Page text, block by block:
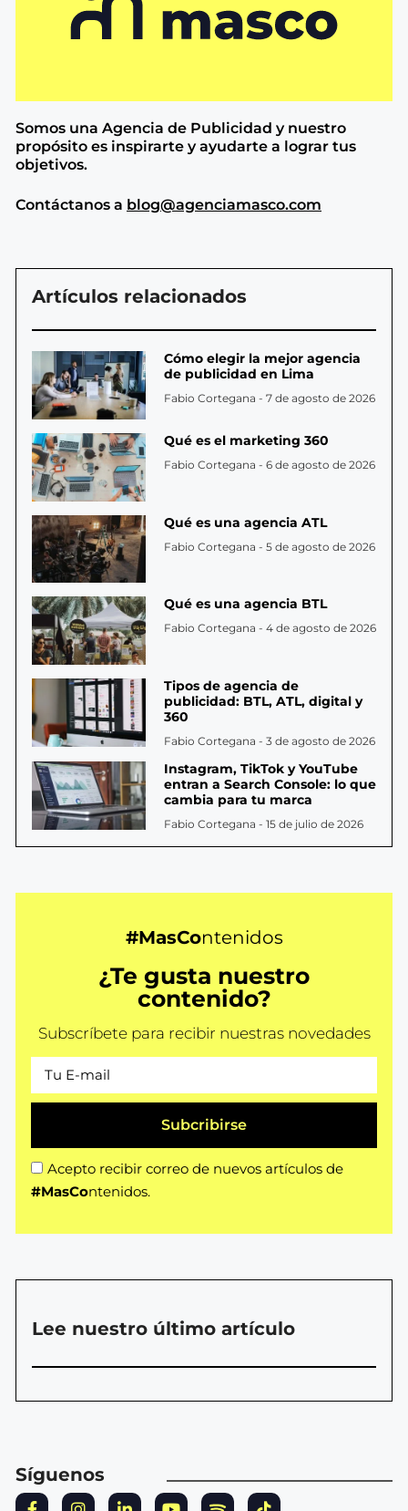
Somos una Agencia de Publicidad y nuestro
propósito es inspirarte y ayudarte a lograr tus
objetivos.
Contáctanos a blog@agenciamasco.com
Artículos relacionados
Cómo elegir la mejor agencia
de publicidad en Lima
Fabio Cortegana 7 de agosto de 2026
Qué es el marketing 360
Fabio Cortegana 6 de agosto de 2026
Qué es una agencia ATL
Fabio Cortegana 5 de agosto de 2026
Qué es una agencia BTL
Fabio Cortegana 4 de agosto de 2026
Tipos de agencia de
publicidad: BTL, ATL, digital y
360
Fabio Cortegana 3 de agosto de 2026
Instagram, TikTok y YouTube
entran a Search Console: lo que
cambia para tu marca
Fabio Cortegana 15 de julio de 2026
#MasContenidos
¿Te gusta nuestro
contenido?
Subscríbete para recibir nuestras novedades
Acepto recibir correo de nuevos artículos de
#MasContenidos.
Subcribirse
Lee nuestro último artículo
Síguenos